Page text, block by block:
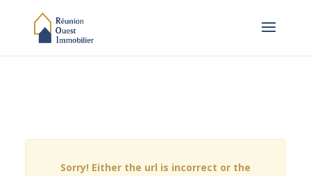
Sorry! Either the url is incorrect or the